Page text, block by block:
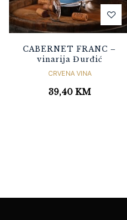
CABERNET FRANC –
vinarija Đurđić
CRVENA VINA
39,40KM